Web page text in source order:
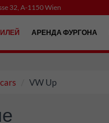
32, A-1150 Wien
АРЕНДА ФУРГОНА
VW Up